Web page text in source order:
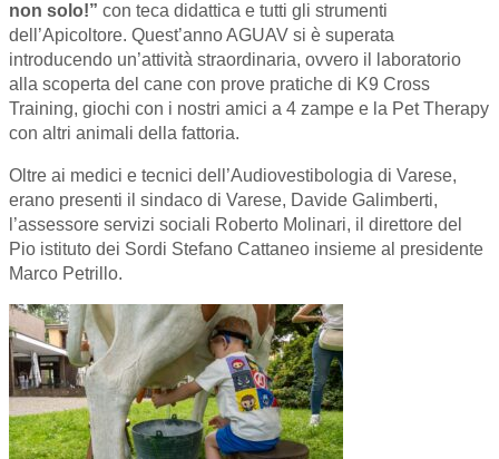
non solo!” con teca didattica e tutti gli strumenti
dell’Apicoltore. Quest’anno AGUAV si è superata
introducendo un’attività straordinaria, ovvero il laboratorio
alla scoperta del cane con prove pratiche di K9 Cross
Training, giochi con i nostri amici a 4 zampe e la Pet Therapy
con altri animali della fattoria.
Oltre ai medici e tecnici dell’Audiovestibologia di Varese,
erano presenti il sindaco di Varese, Davide Galimberti,
l’assessore servizi sociali Roberto Molinari, il direttore del
Pio istituto dei Sordi Stefano Cattaneo insieme al presidente
Marco Petrillo.